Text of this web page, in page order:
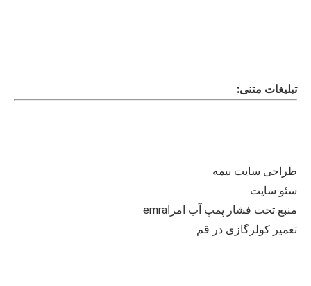
تبلیغات متنی:
طراحی سایت بیمه
سئو سایت
منبع تحت فشار پمپ آب امراemra
تعمیر کولرگازی در قم